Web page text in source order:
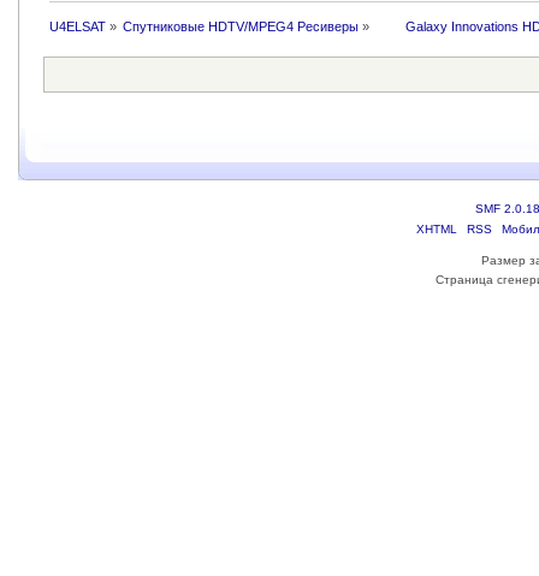
U4ELSAT» Спутниковые HDTV/MPEG4 Ресиверы » Galaxy Innovations
SMF 2.0.18
XHTML
RSS
Размер
Страница